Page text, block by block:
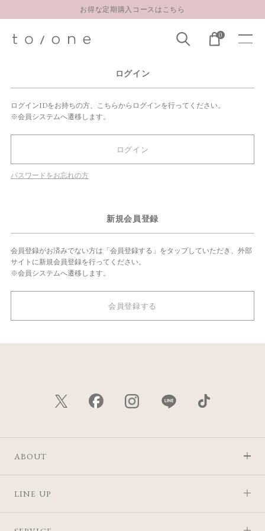
お得な定期購入コースはこちら
【重要】お盆期間中のお問い合わせと商品配送に関しまして
LINE お友達登録 500円OFFクーポンプレゼント
0
ログイン
ログインIDをお持ちの方、こちらからログインを行ってください。
※会員システムへ遷移します。
ログイン
パスワードをお忘れの方
新規会員登録
会員登録がお済みでない方は「会員登録する」をタップしていただき、外部
サイトに新規会員登録を行ってください。
※会員システムへ遷移します。
会員登録する
ABOUT
LINE UP